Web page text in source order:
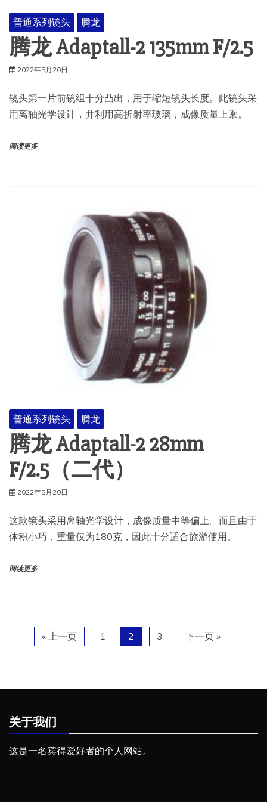
普通系列镜头 腾龙
腾龙 Adaptall-2 135mm F/2.5
2022年5月20日
镜头第一片前镜组十分凸出，用于缩短镜头长度。此镜头采
用离轴光学设计，并利用高折射率玻璃，成像质量上乘。
阅读更多
普通系列镜头 腾龙
腾龙 Adaptall-2 28mm
F/2.5（二代）
2022年5月20日
这款镜头采用离轴光学设计，成像质量中等偏上。而且由于
体积小巧，重量仅为180克，因此十分适合旅游使用。
阅读更多
« 上一页 1 2 3 下一页 »
关于我们
这是一名宾得爱好者的个人网站。